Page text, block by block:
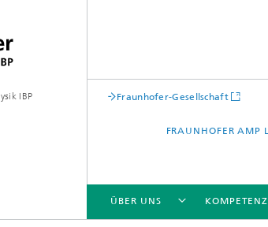
IBP Fraunhofer-Gesellschaft
FRAUNHOFER AMP
ÜBER UNS